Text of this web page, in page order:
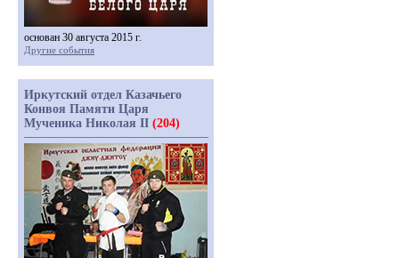
основан 30 августа 2015 г.
Другие события
Иркутский отдел Казачьего
Конвоя Памяти Царя
Мученика Николая II (204)